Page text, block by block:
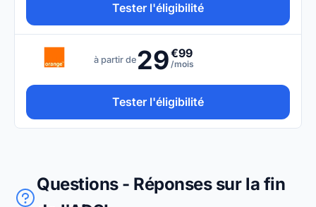
Tester l'éligibilité
à partir de 29€99
/mois
Tester l'éligibilité
Questions - Réponses sur la fin